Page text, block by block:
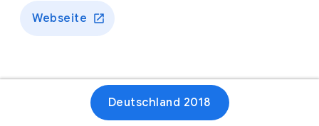
Webseite
Deutschland 2018